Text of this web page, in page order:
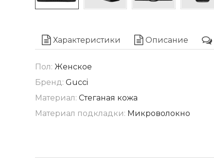
Характеристики Описание
Пол: Женское
Бренд: Gucci
Материал: Стеганая кожа
Материал подкладки: Микроволокно